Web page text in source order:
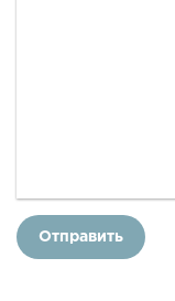
Отправить